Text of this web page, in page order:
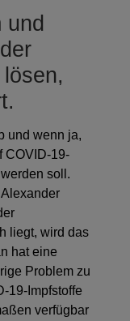
und
und wenn ja,
COVID-19-
soll.
liegt, wird das
hat eine
Problem zu
19-Impfstoffe
verfügbar